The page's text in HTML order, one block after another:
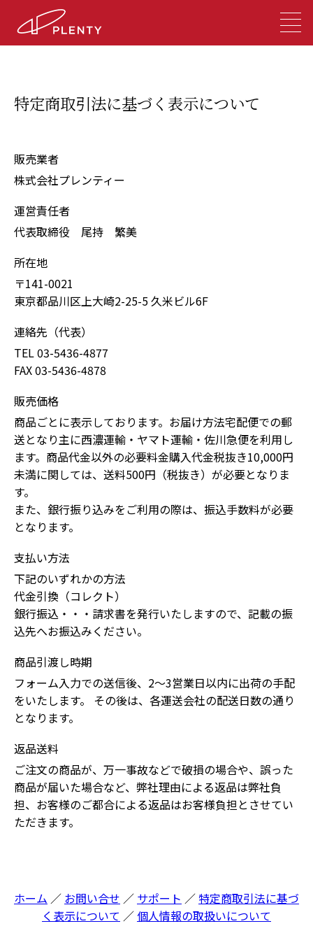
特定商取引法に基づく表示について
販売業者
株式会社プレンティー
運営責任者
代表取締役 尾持 繁美
所在地
〒141-0021
東京都品川区上大崎2-25-5 久米ビル6F
連絡先（代表）
TEL 03-5436-4877
FAX 03-5436-4878
販売価格
商品ごとに表示しております。お届け方法宅配便での郵
送となり主に西濃運輸・ヤマト運輸・佐川急便を利用し
ます。商品代金以外の必要料金購入代金税抜き10,000円
未満に関しては、送料500円（税抜き）が必要となりま
す。
また、銀行振り込みをご利用の際は、振込手数料が必要
となります。
支払い方法
下記のいずれかの方法
代金引換（コレクト）
銀行振込・・・請求書を発行いたしますので、記載の振
込先へお振込みください。
商品引渡し時期
フォーム入力での送信後、2～3営業日以内に出荷の手配
をいたします。 その後は、各運送会社の配送日数の通り
となります。
返品送料
ご注文の商品が、万一事故などで破損の場合や、誤った
商品が届いた場合など、弊社理由による返品は弊社負
担、お客様のご都合による返品はお客様負担とさせてい
ただきます。
ホーム お問い合せ サポート
特定商取引法に基づ
く表示について
個人情報の取扱いについて